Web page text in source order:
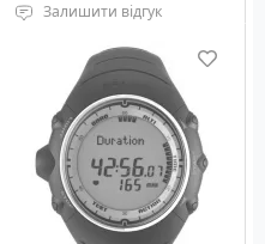
Залишити відгук
Водонепроникність: 50
Підсвічування дисплея:
світлодіодне
Габарити: діаметр 46мм,
товщина 15,85 мм
Вага: 71 г